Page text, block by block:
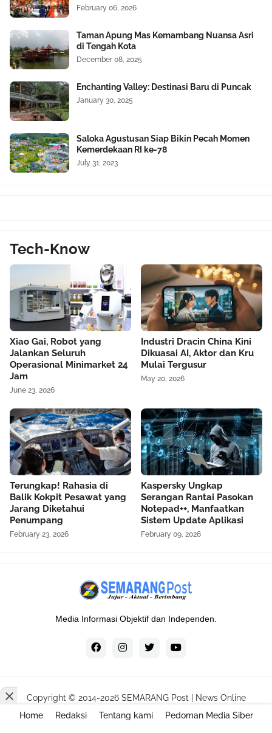
February 06, 2026
Taman Apung Mas Kemambang Nuansa Asri
di Tengah Kota
December 08, 2025
Enchanting Valley: Destinasi Baru di Puncak
January 30, 2025
Saloka Agustusan Siap Bikin Pecah Momen
Kemerdekaan RI ke-78
July 31, 2023
Tech-Know
Xiao Gai, Robot yang
Jalankan Seluruh
Operasional Minimarket 24
Jam
June 23, 2026
Industri Dracin China Kini
Dikuasai AI, Aktor dan Kru
Mulai Tergusur
May 20, 2026
Terungkap! Rahasia di
Balik Kokpit Pesawat yang
Jarang Diketahui
Penumpang
February 23, 2026
Kaspersky Ungkap
Serangan Rantai Pasokan
Notepad++, Manfaatkan
Sistem Update Aplikasi
February 09, 2026
Media Informasi Objektif dan Independen.
Copyright © 2014-2026 SEMARANG Post | News Online
Home
Redaksi Tentang kami Pedoman Media Siber